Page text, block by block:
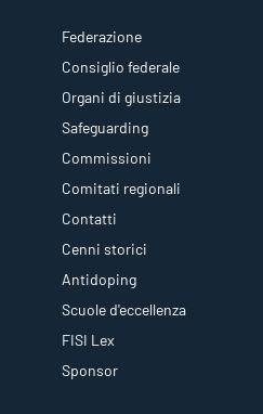
Federazione
Consiglio federale
Organi di giustizia
Safeguarding
Commissioni
Comitati regionali
Contatti
Cenni storici
Antidoping
Scuole d'eccellenza
FISI Lex
Sponsor